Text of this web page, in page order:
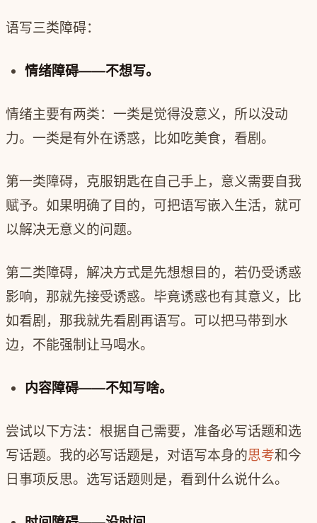
语写三类障碍：
情绪障碍——不想写。
情绪主要有两类：一类是觉得没意义，所以没动
力。一类是有外在诱惑，比如吃美食，看剧。
第一类障碍，克服钥匙在自己手上，意义需要自我
赋予。如果明确了目的，可把语写嵌入生活，就可
以解决无意义的问题。
第二类障碍，解决方式是先想想目的，若仍受诱惑
影响，那就先接受诱惑。毕竟诱惑也有其意义，比
如看剧，那我就先看剧再语写。可以把马带到水
边，不能强制让马喝水。
内容障碍——不知写啥。
尝试以下方法：根据自己需要，准备必写话题和选
写话题。我的必写话题是，对语写本身的思考和今
日事项反思。选写话题则是，看到什么说什么。